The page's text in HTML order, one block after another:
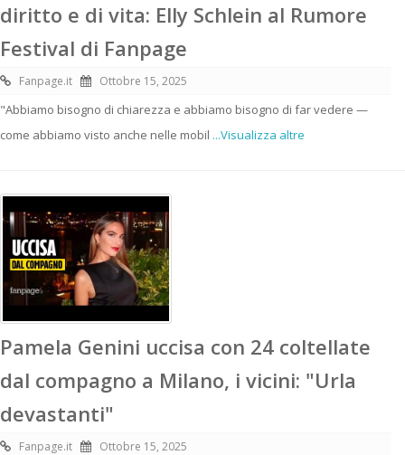
diritto e di vita: Elly Schlein al Rumore
Festival di Fanpage
Fanpage.it Ottobre 15, 2025
"Abbiamo bisogno di chiarezza e abbiamo bisogno di far vedere —
come abbiamo visto anche nelle mobil ...Visualizza altre
Pamela Genini uccisa con 24 coltellate
dal compagno a Milano, i vicini: "Urla
devastanti"
Fanpage.it Ottobre 15, 2025